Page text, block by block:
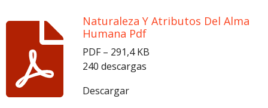
Naturaleza Y Atributos Del Alma
Humana Pdf
PDF – 291,4 KB
240 descargas
Descargar